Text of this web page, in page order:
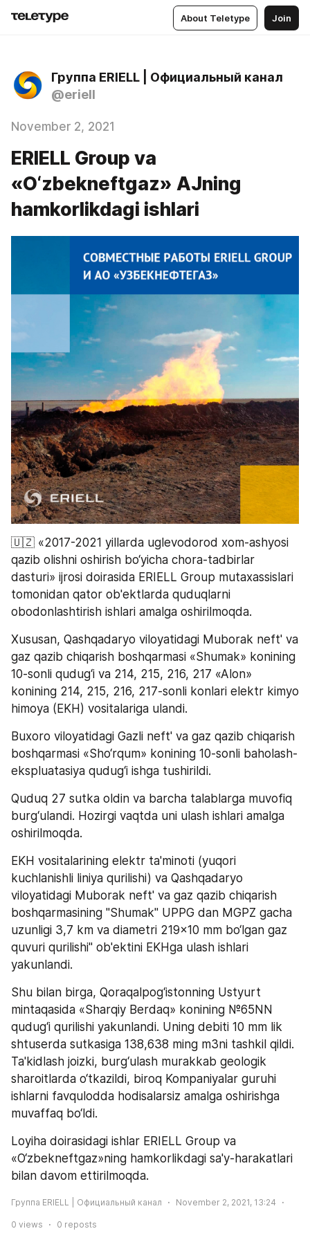
About Teletype Join
Группа ERIELL | Официальный канал
@eriell
November 2, 2021
ERIELL Group va
«O‘zbekneftgaz» AJning
hamkorlikdagi ishlari
🇺🇿 «2017-2021 yillarda uglevodorod xom-ashyosi
qazib olishni oshirish bo‘yicha chora-tadbirlar
dasturi» ijrosi doirasida ERIELL Group mutaxassislari
tomonidan qator ob'ektlarda quduqlarni
obodonlashtirish ishlari amalga oshirilmoqda.
Xususan, Qashqadaryo viloyatidagi Muborak neft' va
gaz qazib chiqarish boshqarmasi «Shumak» konining
10-sonli qudug‘i va 214, 215, 216, 217 «Alon»
konining 214, 215, 216, 217-sonli konlari elektr kimyo
himoya (EKH) vositalariga ulandi.
Buxoro viloyatidagi Gazli neft' va gaz qazib chiqarish
boshqarmasi «Sho‘rqum» konining 10-sonli baholash-
ekspluatasiya qudug‘i ishga tushirildi.
Quduq 27 sutka oldin va barcha talablarga muvofiq
burg‘ulandi. Hozirgi vaqtda uni ulash ishlari amalga
oshirilmoqda.
EKH vositalarining elektr ta'minoti (yuqori
kuchlanishli liniya qurilishi) va Qashqadaryo
viloyatidagi Muborak neft' va gaz qazib chiqarish
boshqarmasining "Shumak" UPPG dan MGPZ gacha
uzunligi 3,7 km va diametri 219x10 mm bo‘lgan gaz
quvuri qurilishi" ob'ektini EKHga ulash ishlari
yakunlandi.
Shu bilan birga, Qoraqalpog‘istonning Ustyurt
mintaqasida «Sharqiy Berdaq» konining №65NN
qudug‘i qurilishi yakunlandi. Uning debiti 10 mm lik
shtuserda sutkasiga 138,638 ming m3ni tashkil qildi.
Ta'kidlash joizki, burg‘ulash murakkab geologik
sharoitlarda o‘tkazildi, biroq Kompaniyalar guruhi
ishlarni favqulodda hodisalarsiz amalga oshirishga
muvaffaq bo‘ldi.
Loyiha doirasidagi ishlar ERIELL Group va
«O‘zbekneftgaz»ning hamkorlikdagi sa'y-harakatlari
bilan davom ettirilmoqda.
Группа ERIELL | Официальный канал November 2, 2021, 13:24
0 views 0 reposts